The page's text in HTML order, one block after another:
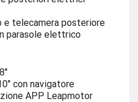
e telecamera posteriore
parasole elettrico
con navigatore
APP Leapmotor